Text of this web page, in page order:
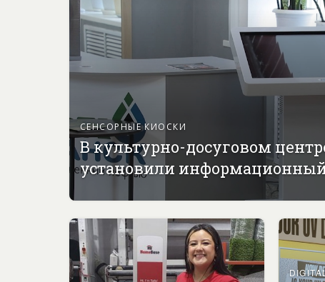
СЕНСОРНЫЕ КИОСКИ
В культурно-досуговом
установили